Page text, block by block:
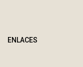
ENLACES